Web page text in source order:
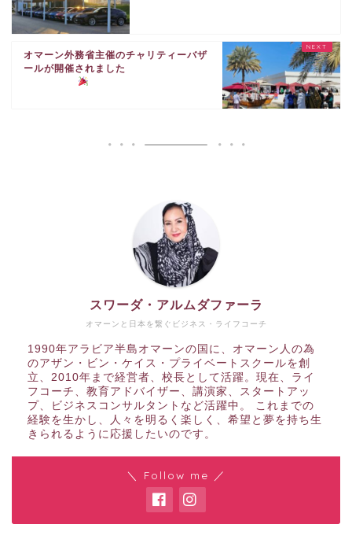
オマーン外務省主催のチャリティーバザ
ールが開催されました
オマーンと日本を繋ぐビジネス・ライフコーチ
スワーダ・アルムダファーラ
1990年アラビア半島オマーンの国に、オマーン人の為
のアザン・ビン・ケイス・プライベートスクールを創
立、2010年まで経営者、校長として活躍。現在、ライ
フコーチ、教育アドバイザー、講演家、スタートアッ
プ、ビジネスコンサルタントなど活躍中。 これまでの
経験を生かし、人々を明るく楽しく、希望と夢を持ち生
きられるように応援したいのです。
＼ Follow me ／